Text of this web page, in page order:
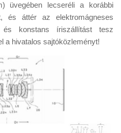
üvegében lecseréli a korábbi
és áttér az elektromágneses
és konstans íriszállítást tesz
a hivatalos sajtóközleményt!